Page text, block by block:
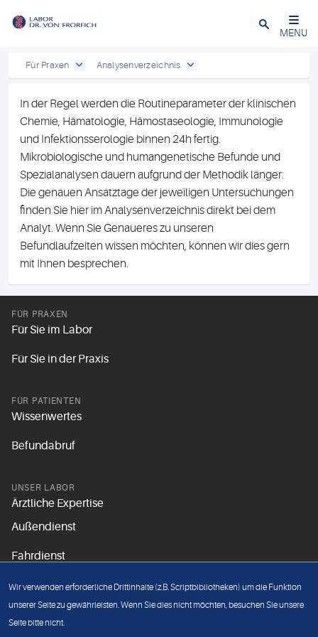
Close
MENU
Für Praxen Analysenverzeichnis
In der Regel werden die Routineparameter der klinischen
Chemie, Hämatologie, Hämostaseologie, Immunologie
und Infektionsserologie binnen 24h fertig.
Mikrobiologische und humangenetische Befunde und
Spezialanalysen dauern aufgrund der Methodik länger.
Die genauen Ansatztage der jeweiligen Untersuchungen
finden Sie hier im Analysenverzeichnis direkt bei dem
Analyt. Wenn Sie Genaueres zu unseren
Befundlaufzeiten wissen möchten, können wir dies gern
mit Ihnen besprechen.
FÜR PRAXEN
Für Sie im Labor
Für Sie in der Praxis
FÜR PATIENTEN
Wissenwertes
Befundabruf
UNSER LABOR
Ärztliche Expertise
Außendienst
Fahrdienst
Unsere Grundsätze
Wir verwenden erforderliche Drittinhalte (z.B. Scriptbibliotheken) um die Funktion
unserer Seite zu gewährleisten. Wenn Sie dies nicht möchten, besuchen Sie unsere
Seite bitte nicht.